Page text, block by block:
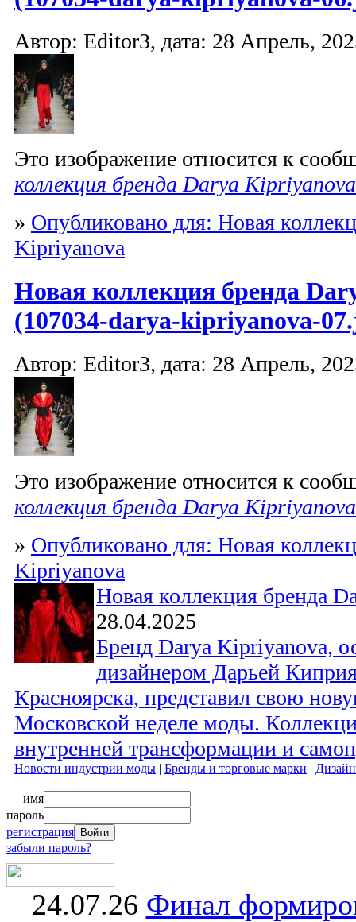
Автор: Editor3, дата: 28 Апрель,
Это изображение относится к
коллекция бренда Darya Kipriyanova
» Опубликовано для: Новая
Kipriyanova
Новая коллекция бренда
(107034-darya-kipriyanova-
Автор: Editor3, дата: 28 Апрель,
Это изображение относится к
коллекция бренда Darya Kipriyanova
» Опубликовано для: Новая
Kipriyanova
Новая коллекция бренда
28.04.2025
Бренд Darya Kipriyanova,
дизайнером Дарьей
Красноярска, представил свою
Московской неделе моды.
внутренней трансформации и
Новости индустрии моды | Бренды и торговые марки |
имя
пароль
регистрация
забыли пароль?
24.07.26 Финал